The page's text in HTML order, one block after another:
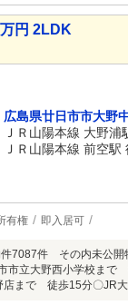
円 2LDK
広島県廿日市市大野
ＪＲ山陽本線 大野浦
ＪＲ山陽本線 前空駅
有権 即入居可
件7087件 その内未公
市立大野西小学校ま
店まで 徒歩15分〇JR